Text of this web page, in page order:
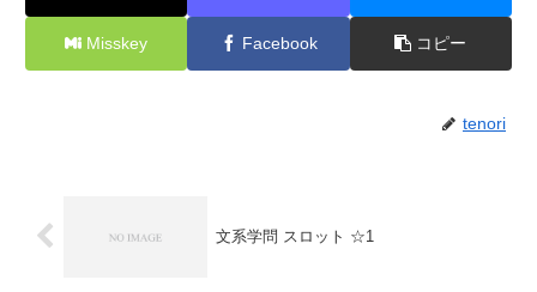
Misskey Facebook コピー
tenori
文系学問 スロット ☆1